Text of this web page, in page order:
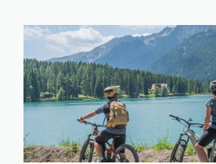
SUCHE
VERFEINERN
SUCHBEGRIFF